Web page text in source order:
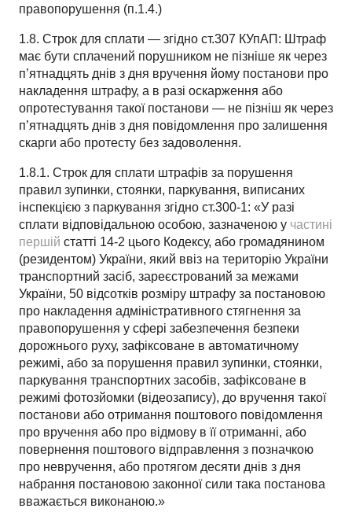
правопорушення (п.1.4.)
1.8. Строк для сплати — згідно ст.307 КУпАП: Штраф
має бути сплачений порушником не пізніше як через
п’ятнадцять днів з дня вручення йому постанови про
накладення штрафу, а в разі оскарження або
опротестування такої постанови — не пізніш як через
п’ятнадцять днів з дня повідомлення про залишення
скарги або протесту без задоволення.
1.8.1. Строк для сплати штрафів за порушення
правил зупинки, стоянки, паркування, виписаних
інспекцією з паркування згідно ст.300-1: «У разі
сплати відповідальною особою, зазначеною у частині
першій статті 14-2 цього Кодексу, або громадянином
(резидентом) України, який ввіз на територію України
транспортний засіб, зареєстрований за межами
України, 50 відсотків розміру штрафу за постановою
про накладення адміністративного стягнення за
правопорушення у сфері забезпечення безпеки
дорожнього руху, зафіксоване в автоматичному
режимі, або за порушення правил зупинки, стоянки,
паркування транспортних засобів, зафіксоване в
режимі фотозйомки (відеозапису), до вручення такої
постанови або отримання поштового повідомлення
про вручення або про відмову в її отриманні, або
повернення поштового відправлення з позначкою
про невручення, або протягом десяти днів з дня
набрання постановою законної сили така постанова
вважається виконаною.»